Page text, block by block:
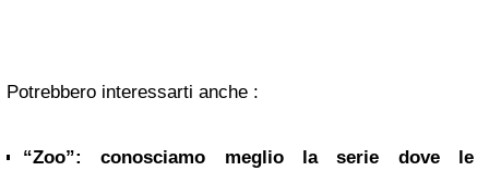
Potrebbero interessarti anche :
“Zoo”: conosciamo meglio la serie dove le